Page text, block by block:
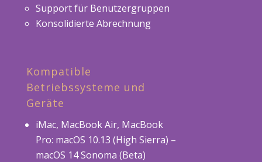
Support für Benutzergruppen
Konsolidierte Abrechnung
Kompatible
Betriebssysteme und
Geräte
iMac, MacBook Air, MacBook
Pro: macOS 10.13 (High Sierra) –
macOS 14 Sonoma (Beta)